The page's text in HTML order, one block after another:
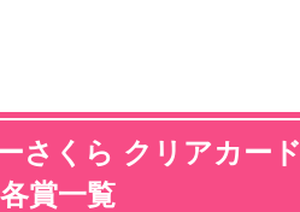
さくら クリアカード
賞一覧